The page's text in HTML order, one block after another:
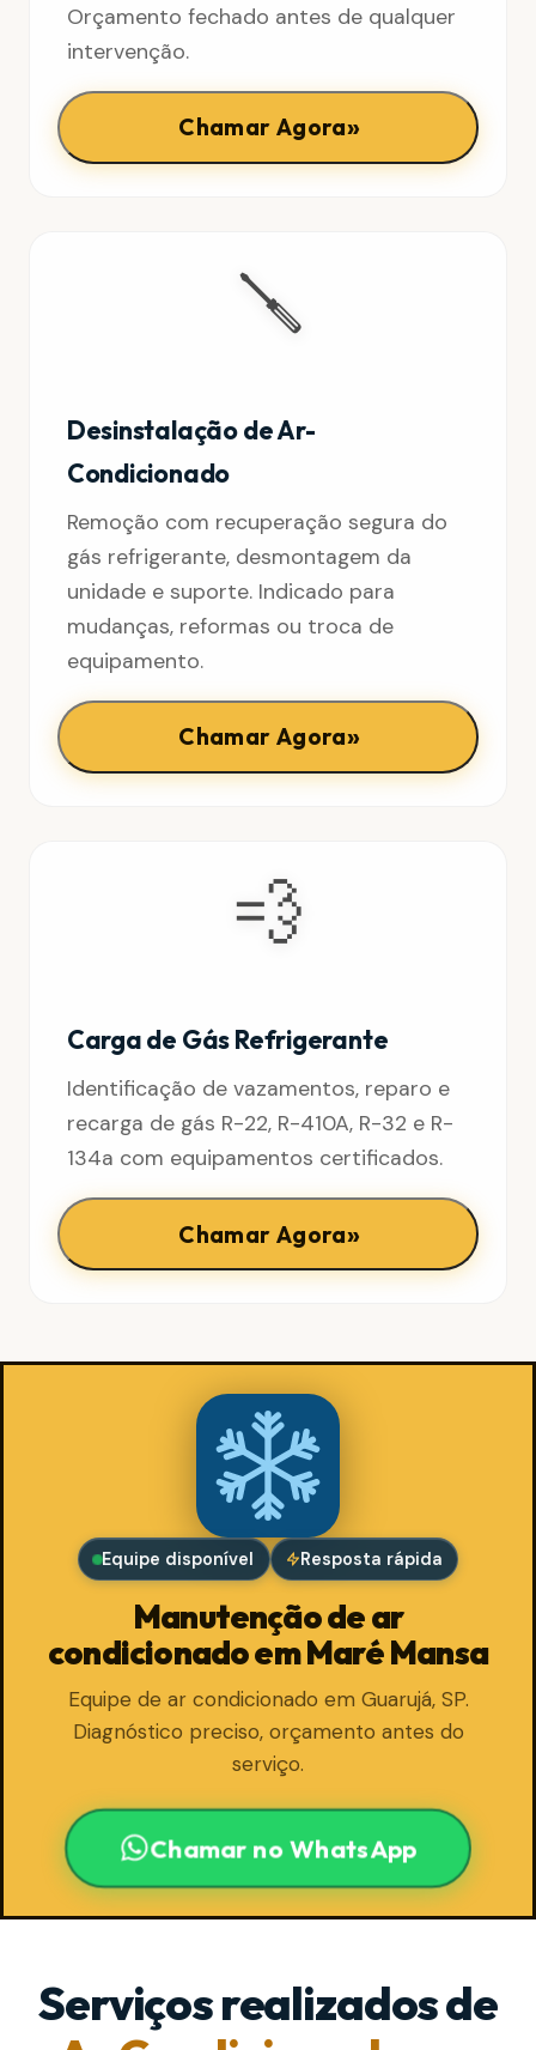
Orçamento fechado antes de qualquer
intervenção.
Chamar Agora»
🪛
Desinstalação de Ar-
Condicionado
Remoção com recuperação segura do
gás refrigerante, desmontagem da
unidade e suporte. Indicado para
mudanças, reformas ou troca de
equipamento.
Chamar Agora»
💨
Carga de Gás Refrigerante
Identificação de vazamentos, reparo e
recarga de gás R-22, R-410A, R-32 e R-
134a com equipamentos certificados.
Chamar Agora»
Equipe disponível Resposta rápida
Manutenção de ar
condicionado em Maré Mansa
Equipe de ar condicionado em Guarujá, SP.
Diagnóstico preciso, orçamento antes do
serviço.
Chamar no WhatsApp
Serviços realizados de